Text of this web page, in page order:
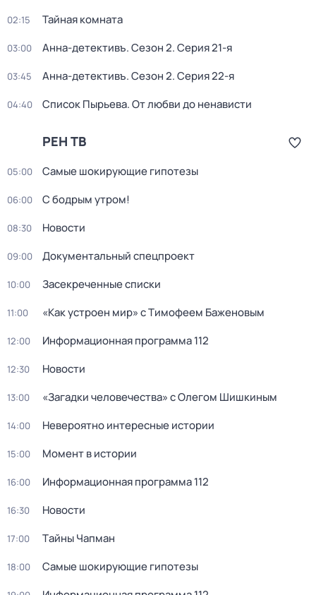
02:15 Тайная комната
03:00 Анна-детективъ. Сезон 2. Серия 21-я
03:45 Анна-детективъ. Сезон 2. Серия 22-я
04:40 Список Пырьева. От любви до ненависти
РЕН ТВ
05:00 Самые шoкиpующие гипотезы
06:00 С бодрым утром!
08:30 Новости
09:00 Документальный спецпроект
10:00 Зacекрeченные cписки
11:00 «Как устроен мир» с Тимофеем Баженовым
12:00 Информационная программа 112
12:30 Новости
13:00 «Загадки человечества» с Олегом Шишкиным
14:00 Невероятно интересные истории
15:00 Момент в истории
16:00 Информационная программа 112
16:30 Новости
17:00 Тaйны Чапман
18:00 Самые шoкиpующие гипотезы